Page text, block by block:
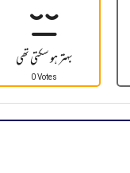
بہتر ہو سکتی تھی
0 Votes